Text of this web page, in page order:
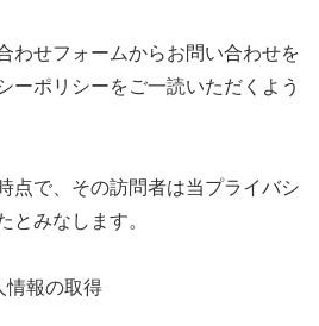
わせフォームからお問い合わせを
ーポリシーをご一読いただくよう
点で、その訪問者は当プライバシ
とみなします。
情報の取得